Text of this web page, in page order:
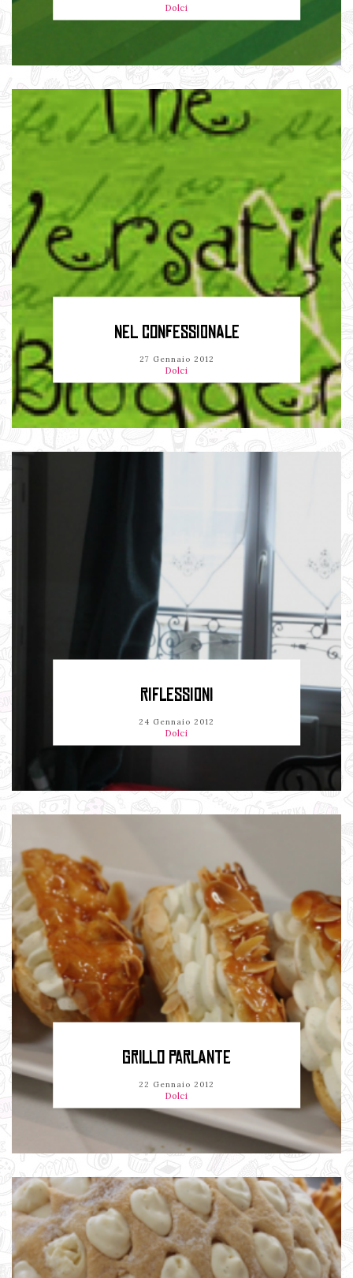
Dolci
NEL CONFESSIONALE
27 Gennaio 2012
Dolci
RIFLESSIONI
24 Gennaio 2012
Dolci
GRILLO PARLANTE
22 Gennaio 2012
Dolci